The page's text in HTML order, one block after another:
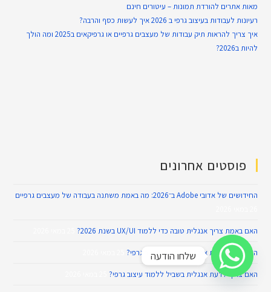
מאות אתרים להורדת תמונות – עיטורים חינם
רעיונות לעבודות בעיצוב גרפי ב 2026 איך לעשות כסף והרבה?
איך צריך להראות תיק עבודות של מעצבים גרפיים או גרפיקאים ב2025 ומה הולך
להיות ב2026?
פוסטים אחרונים
החידושים של אדובי Adobe ב־2026: מה באמת משתנה בעבודה של מעצבים גרפיים
האם באמת צריך אנגלית טובה כדי ללמוד UX/UI בשנת 2026?
האם צריך לדעת אנגלית בלימודי עיצוב גרפי?
האם צריך לדעת אנגלית בשביל ללמוד עיצוב גרפי?
שלחו הודעה